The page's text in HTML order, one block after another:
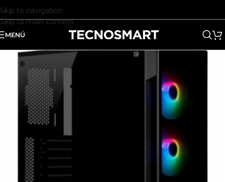
Skip to navigation
Skip to main content
MENÚ